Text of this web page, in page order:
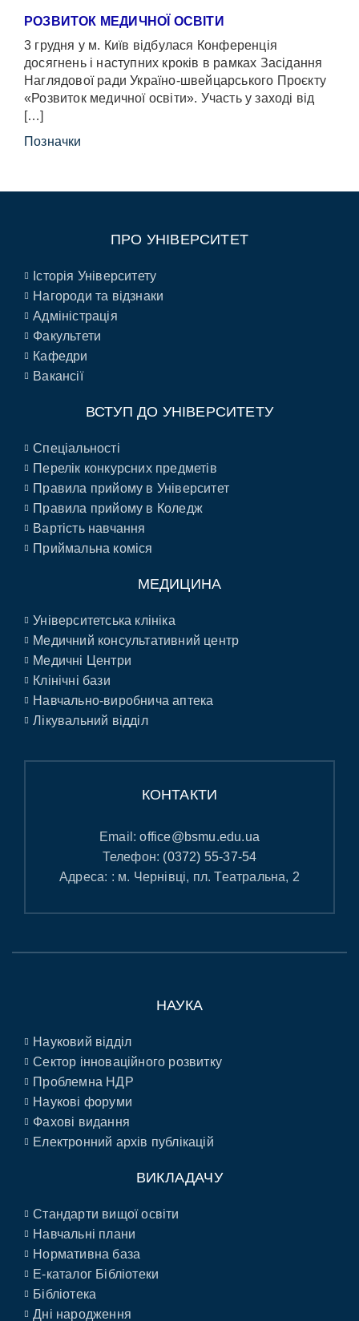
РОЗВИТОК МЕДИЧНОЇ ОСВІТИ
3 грудня у м. Київ відбулася Конференція
досягнень і наступних кроків в рамках Засідання
Наглядової ради Україно-швейцарського Проєкту
«Розвиток медичної освіти». Участь у заході від
[…]
Позначки
ПРО УНІВЕРСИТЕТ
Історія Університету
Нагороди та відзнаки
Адміністрація
Факультети
Кафедри
Вакансії
ВСТУП ДО УНІВЕРСИТЕТУ
Спеціальності
Перелік конкурсних предметів
Правила прийому в Університет
Правила прийому в Коледж
Вартість навчання
Приймальна коміся
МЕДИЦИНА
Університетська клініка
Медичний консультативний центр
Медичні Центри
Клінічні бази
Навчально-виробнича аптека
Лікувальний відділ
КОНТАКТИ
Email:office@bsmu.edu.ua
Телефон: (0372) 55-37-54
Адреса: : м. Чернівці, пл. Театральна, 2
НАУКА
Науковий відділ
Сектор інноваційного розвитку
Проблемна НДР
Наукові форуми
Фахові видання
Електронний архів публікацій
ВИКЛАДАЧУ
Стандарти вищої освіти
Навчальні плани
Нормативна база
E-каталог Бібліотеки
Бібліотека
Дні народження